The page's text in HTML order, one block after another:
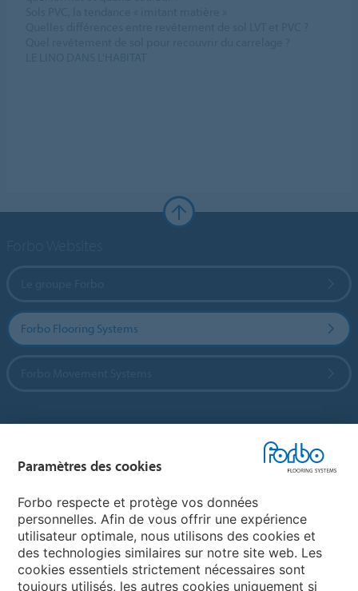
Forbo Flooring Systems
My Forbo
LEXIQUE
Paramètres des cookies
Forbo respecte et protège vos données
personnelles. Afin de vous offrir une expérience
utilisateur optimale, nous utilisons des cookies et
des technologies similaires sur notre site web. Les
cookies essentiels strictement nécessaires sont
toujours utilisés, les autres cookies uniquement si